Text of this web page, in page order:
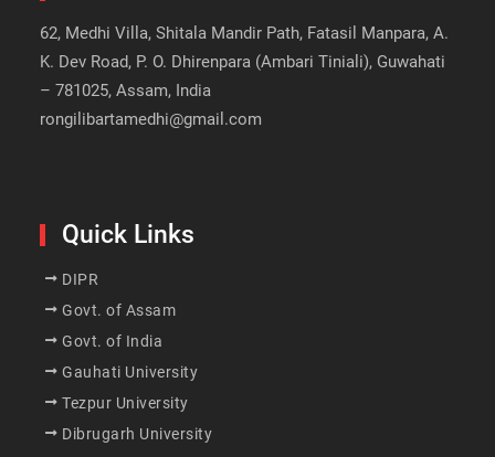
62, Medhi Villa, Shitala Mandir Path, Fatasil Manpara, A.
K. Dev Road, P. O. Dhirenpara (Ambari Tiniali), Guwahati
– 781025, Assam, India
rongilibartamedhi@gmail.com
Quick Links
DIPR
Govt. of Assam
Govt. of India
Gauhati University
Tezpur University
Dibrugarh University